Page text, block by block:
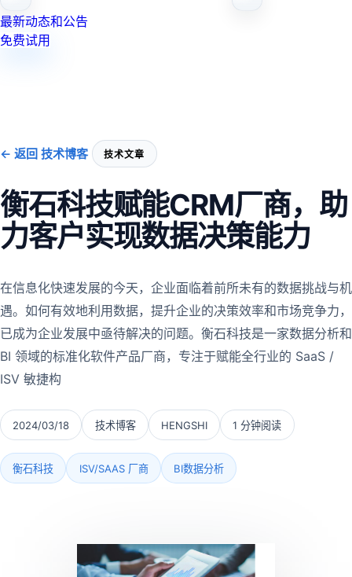
最新动态和公告
免费试用
← 返回 技术博客 技术文章
衡石科技赋能CRM厂商，助
力客户实现数据决策能力
在信息化快速发展的今天，企业面临着前所未有的数据挑战与机
遇。如何有效地利用数据，提升企业的决策效率和市场竞争力，
已成为企业发展中亟待解决的问题。衡石科技是一家数据分析和
BI 领域的标准化软件产品厂商，专注于赋能全行业的 SaaS /
ISV 敏捷构
2024/03/18 技术博客 HENGSHI 1 分钟阅读
衡石科技 ISV/SAAS 厂商 BI数据分析